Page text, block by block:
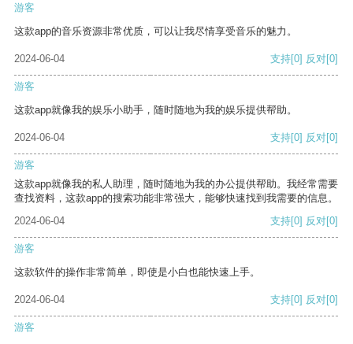
游客
这款app的音乐资源非常优质，可以让我尽情享受音乐的魅力。
2024-06-04 支持[0] 反对[0]
游客
这款app就像我的娱乐小助手，随时随地为我的娱乐提供帮助。
2024-06-04 支持[0] 反对[0]
游客
这款app就像我的私人助理，随时随地为我的办公提供帮助。我经常需要
查找资料，这款app的搜索功能非常强大，能够快速找到我需要的信息。
2024-06-04
支持[0] 反对[0]
游客
这款软件的操作非常简单，即使是小白也能快速上手。
2024-06-04 支持[0] 反对[0]
游客